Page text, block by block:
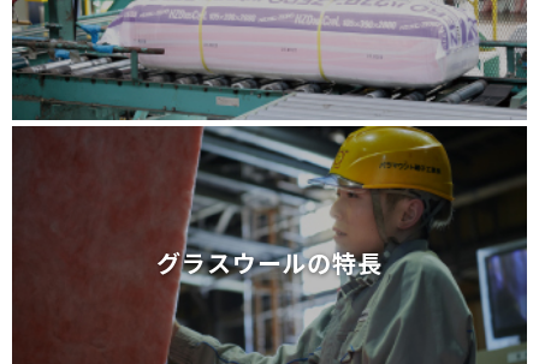
グラスウールができるまで
グラスウールの特長
グラスウールの特長